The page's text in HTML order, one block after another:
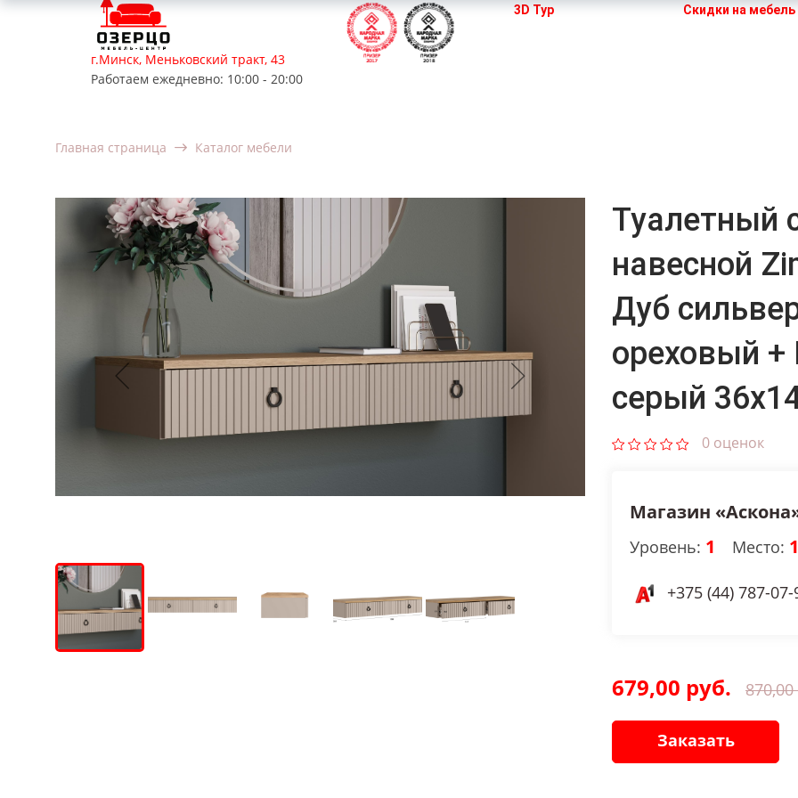
г.Минск, Меньковский тракт, 43
Работаем ежедневно: 10:00 - 20:00
3D Тур Скидки на мебель
Главная страница Каталог мебели
Туалетный
навесной
Дуб
ореховый +
серый
0 оценок
Магазин
Уровень: 1 Место:
+375 (44) 787-07-
679,00 руб.
Заказать